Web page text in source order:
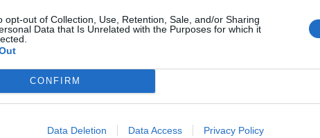
opt-out of Collection, Use, Retention, Sale, and/or Sharing
Data that Is Unrelated with the Purposes for which it
CONFIRM
Data Deletion Data Access Privacy Policy
a labdát figyelte, Orbán pedig rosszul fejelt, így Embolo
de így is tehetetlen Gulácsit (3-1).
A kölni stadionban már bő félórával a mérkőzés kezdete
előtt remek hangulat uralkodott, a magyar szurkolóknak
kedveskedve például lejátszották Korda György legendás
slágerét, a Reptér című számot, melynek refrénjét
egyemberként énekelte a közönség. A meccs előtti rövid